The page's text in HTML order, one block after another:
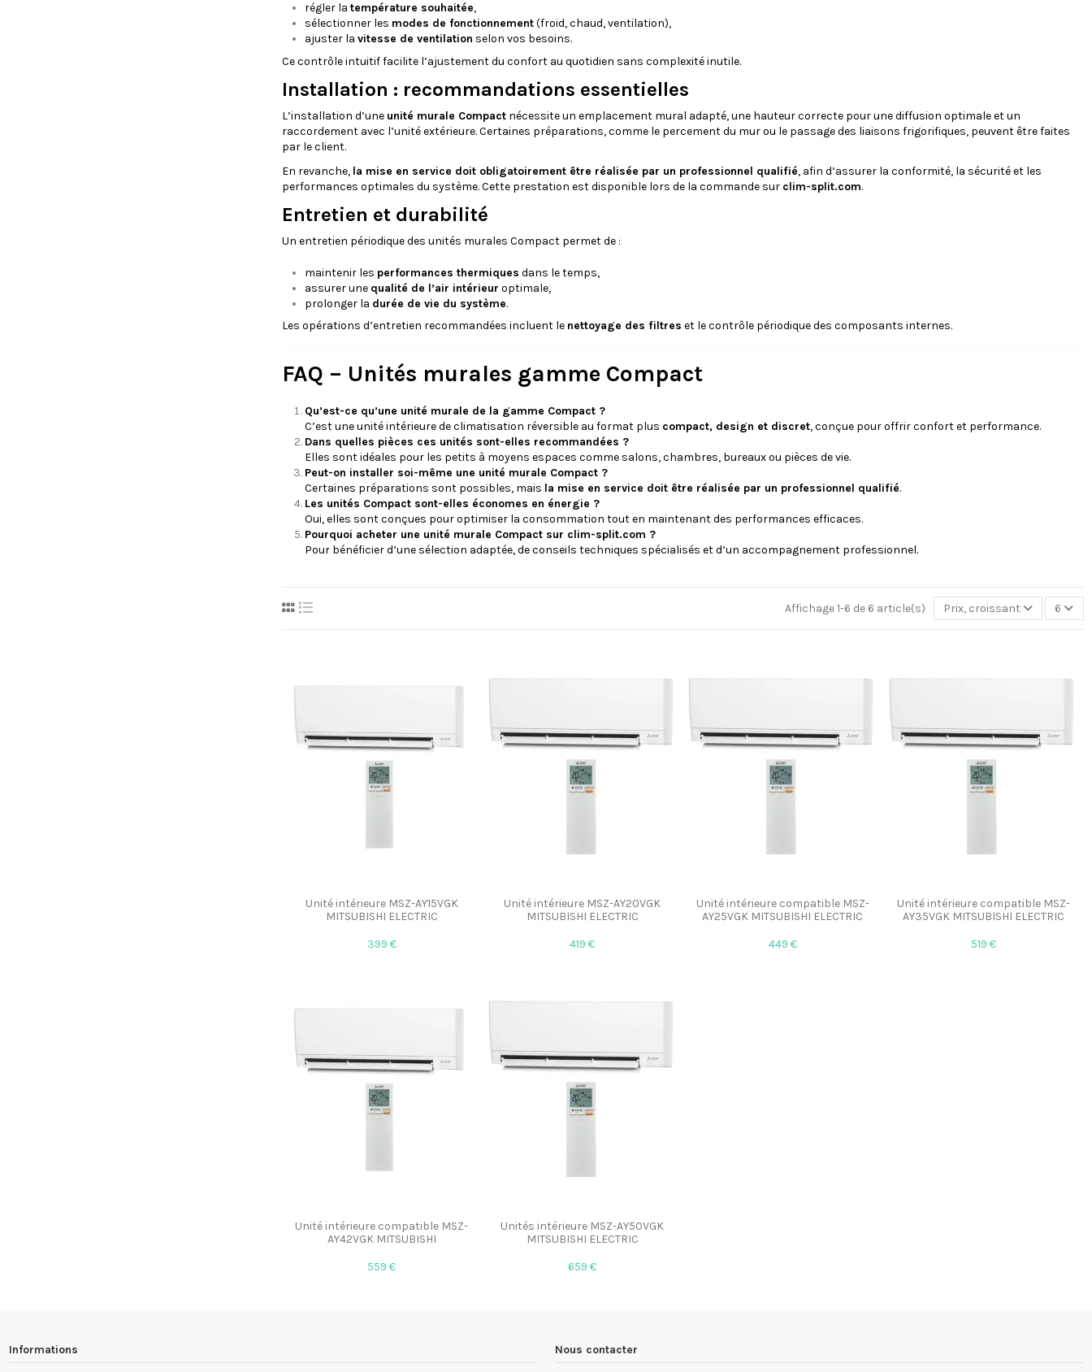
régler la température souhaitée,
sélectionner les modes de fonctionnement(froid, chaud, ventilation),
ajuster la vitesse de ventilation selon vos besoins.
Ce contrôle intuitif facilite l’ajustement du confort au quotidien sans complexité inutile.
Installation : recommandations essentielles
L’installation d’une unité murale Compactnécessite un emplacement mural adapté, une hauteur correcte pour une diffusion optimale et un
raccordement avec l’unité extérieure. Certaines préparations, comme le percement du mur ou le passage des liaisons frigorifiques, peuvent être faites
par le client.
En revanche, la mise en service doit obligatoirement être réalisée par un professionnel qualifié, afin d’assurer la conformité, la sécurité et les
performances optimales du système. Cette prestation est disponible lors de la commande sur clim-split.com.
Entretien et durabilité
Un entretien périodique des unités murales Compact permet de :
maintenir les performances thermiques dans le temps,
assurer une qualité de l’air intérieur optimale,
prolonger la durée de vie du système.
Les opérations d’entretien recommandées incluent le nettoyage des filtres et le contrôle périodique des composants internes.
FAQ – Unités murales gamme Compact
Qu’est-ce qu’une unité murale de la gamme Compact ?
C’est une unité intérieure de climatisation réversible au format plus compact, design et discret, conçue pour offrir confort et performance.
Dans quelles pièces ces unités sont-elles recommandées ?
Elles sont idéales pour les petits à moyens espaces comme salons, chambres, bureaux ou pièces de vie.
Peut-on installer soi-même une unité murale Compact ?
Certaines préparations sont possibles, mais la mise en service doit être réalisée par un professionnel qualifié.
Les unités Compact sont-elles économes en énergie ?
Oui, elles sont conçues pour optimiser la consommation tout en maintenant des performances efficaces.
Pourquoi acheter une unité murale Compact sur clim-split.com ?
Pour bénéficier d’une sélection adaptée, de conseils techniques spécialisés et d’un accompagnement professionnel.
Affichage 1-6 de 6 article(s) Prix, croissant 6
Unité intérieure MSZ-AY15VGK
MITSUBISHI ELECTRIC
399 €
Unité intérieure MSZ-AY20VGK
MITSUBISHI ELECTRIC
419 €
Unité intérieure compatible MSZ-
AY25VGK MITSUBISHI ELECTRIC
449 €
Unité intérieure compatible MSZ-
AY35VGK MITSUBISHI ELECTRIC
519 €
Unité intérieure compatible MSZ-
AY42VGK MITSUBISHI
559 €
Unités intérieure MSZ-AY50VGK
MITSUBISHI ELECTRIC
659 €
Informations Nous contacter